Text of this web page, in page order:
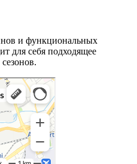
и функциональных
для себя подходящее